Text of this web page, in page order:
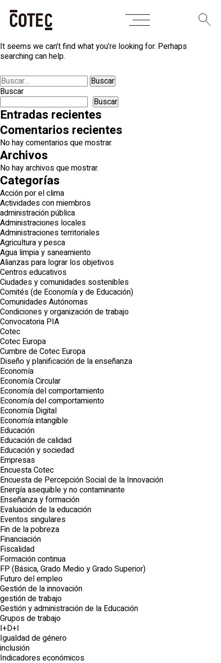
SkipNothing Found
It seems we can’t find what you’re looking for. Perhaps
searching can help.
Buscar:
Buscar
Buscar
Entradas recientes
Comentarios recientes
No hay comentarios que mostrar.
Archivos
No hay archivos que mostrar.
Categorías
Acción por el clima
Actividades con miembros
administración pública
Administraciones locales
Administraciones territoriales
Agricultura y pesca
Agua limpia y saneamiento
Alianzas para lograr los objetivos
Centros educativos
Ciudades y comunidades sostenibles
Comités (de Economía y de Educación)
Comunidades Autónomas
Condiciones y organización de trabajo
Convocatoria PIA
Cotec
Cotec Europa
Cumbre de Cotec Europa
Diseño y planificación de la enseñanza
Economía
Economía Circular
Economía del comportamiento
Economía del comportamiento
Economía Digital
Economía intangible
Educación
Educación de calidad
Educación y sociedad
Empresas
Encuesta Cotec
Encuesta de Percepción Social de la Innovación
Energía asequible y no contaminante
Enseñanza y formación
Evaluación de la educación
Eventos singulares
Fin de la pobreza
Financiación
Fiscalidad
Formación continua
FP (Básica, Grado Medio y Grado Superior)
Futuro del empleo
Gestión de la innovación
gestión de trabajo
Gestión y administración de la Educación
Grupos de trabajo
I+D+I
Igualdad de género
inclusión
Indicadores económicos